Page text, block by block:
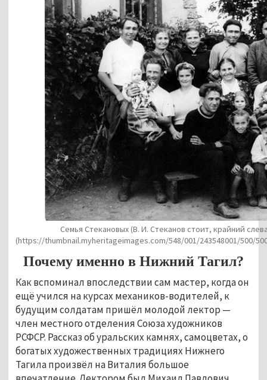
Семья Стекановых (В. И. Стеканов стоит, крайний
(https://thumbnail.myheritageimages.com/548/001/243548001/500/
Почему именно в Нижний Тагил?
Как вспоминал впоследствии сам мастер, когда он
ещё учился на курсах механиков-водителей, к
будущим солдатам пришёл молодой лектор —
член местного отделения Союза художников
РСФСР. Рассказ об уральских камнях, самоцветах, о
богатых художественных традициях Нижнего
Тагила произвёл на Виталия большое